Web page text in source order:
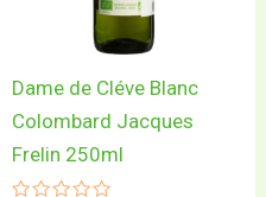
Dame de Cléve Blanc
Colombard Jacques
Frelin 250ml